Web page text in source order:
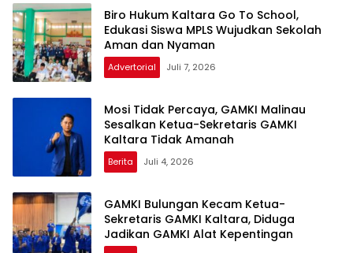
Biro Hukum Kaltara Go To School,
Edukasi Siswa MPLS Wujudkan Sekolah
Aman dan Nyaman
Advertorial Juli 7, 2026
Mosi Tidak Percaya, GAMKI Malinau
Sesalkan Ketua-Sekretaris GAMKI
Kaltara Tidak Amanah
Berita Juli 4, 2026
GAMKI Bulungan Kecam Ketua-
Sekretaris GAMKI Kaltara, Diduga
Jadikan GAMKI Alat Kepentingan